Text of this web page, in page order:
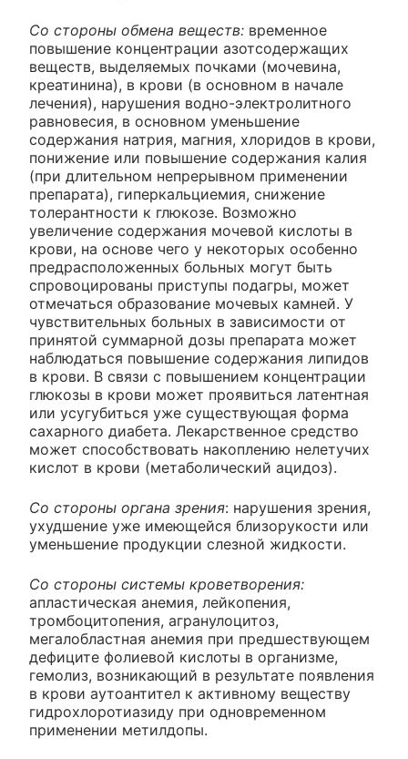
Со стороны обмена веществ: временное
повышение концентрации азотсодержащих
веществ, выделяемых почками (мочевина,
креатинина), в крови (в основном в начале
лечения), нарушения водно-электролитного
равновесия, в основном уменьшение
содержания натрия, магния, хлоридов в крови,
понижение или повышение содержания калия
(при длительном непрерывном применении
препарата), гиперкальциемия, снижение
толерантности к глюкозе. Возможно
увеличение содержания мочевой кислоты в
крови, на основе чего у некоторых особенно
предрасположенных больных могут быть
спровоцированы приступы подагры, может
отмечаться образование мочевых камней. У
чувствительных больных в зависимости от
принятой суммарной дозы препарата может
наблюдаться повышение содержания липидов
в крови. В связи с повышением концентрации
глюкозы в крови может проявиться латентная
или усугубиться уже существующая форма
сахарного диабета. Лекарственное средство
может способствовать накоплению нелетучих
кислот в крови (метаболический ацидоз).
Со стороны органа зрения: нарушения зрения,
ухудшение уже имеющейся близорукости или
уменьшение продукции слезной жидкости.
Со стороны системы кроветворения:
апластическая анемия, лейкопения,
тромбоцитопения, агранулоцитоз,
мегалобластная анемия при предшествующем
дефиците фолиевой кислоты в организме,
гемолиз, возникающий в результате появления
в крови аутоантител к активному веществу
гидрохлоротиазиду при одновременном
применении метилдопы.